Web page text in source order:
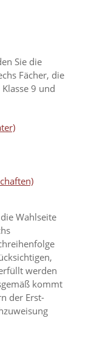
Sie die
Fächer, die
9 und
Wahlseite
werden
kommt
der Erst-